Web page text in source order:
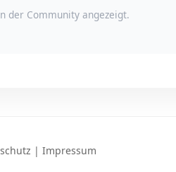
der Community angezeigt.
| Impressum